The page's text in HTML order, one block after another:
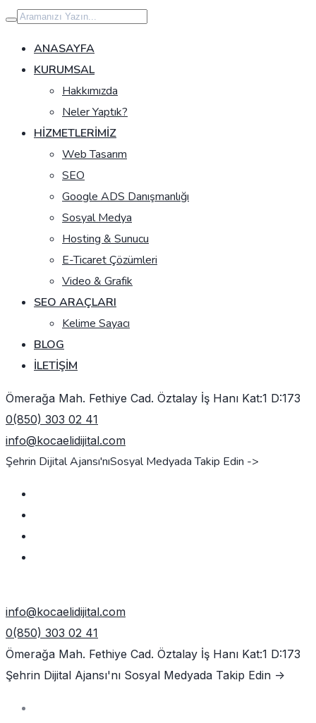
İçeriğe
geç
ANASAYFA
KURUMSAL
Hakkımızda
Neler Yaptık?
HIZMETLERIMIZ
Web Tasarım
SEO
Google ADS Danışmanlığı
Sosyal Medya
Hosting & Sunucu
E-Ticaret Çözümleri
Video & Grafik
SEO ARAÇLARI
Kelime Sayacı
BLOG
İLETIŞIM
Ömerağa Mah. Fethiye Cad. Öztalay İş Hanı Kat:1 D:173
0(850) 303 02 41
info@kocaelidijital.com
Şehrin Dijital Ajansı'nıSosyal Medyada Takip Edin ->
info@kocaelidijital.com
0(850) 303 02 41
Ömerağa Mah. Fethiye Cad. Öztalay İş Hanı Kat:1 D:173
Şehrin Dijital Ajansı'nı Sosyal Medyada Takip Edin ->